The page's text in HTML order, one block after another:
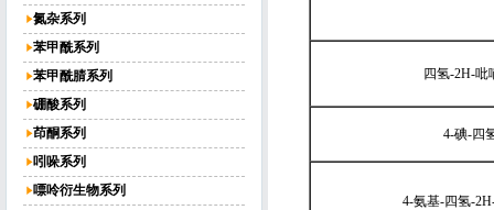
氮杂系列
苯甲酰系列
苯甲酰腈系列
硼酸系列
茚酮系列
吲哚系列
嘌呤衍生物系列
四氢-2H-吡
4-碘-四
4-氨基-四氢-